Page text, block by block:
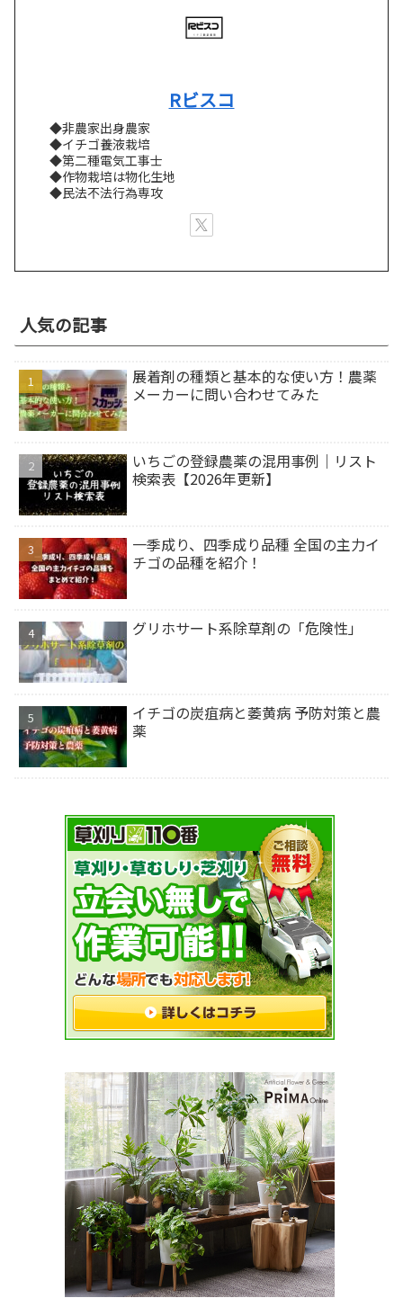
Rビスコ
◆非農家出身農家
◆イチゴ養液栽培
◆第二種電気工事士
◆作物栽培は物化生地
◆民法不法行為専攻
人気の記事
展着剤の種類と基本的な使い方！農薬
メーカーに問い合わせてみた
いちごの登録農薬の混用事例｜リスト
検索表【2026年更新】
一季成り、四季成り品種 全国の主力イ
チゴの品種を紹介！
グリホサート系除草剤の「危険性」
イチゴの炭疽病と萎黄病 予防対策と農
薬